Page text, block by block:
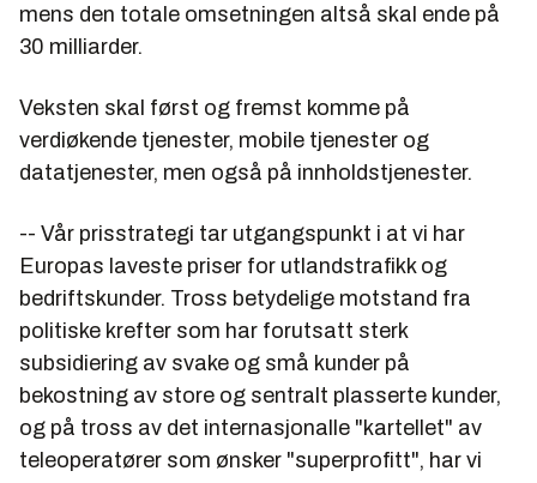
mens den totale omsetningen altså skal ende på
30 milliarder.
Veksten skal først og fremst komme på
verdiøkende tjenester, mobile tjenester og
datatjenester, men også på innholdstjenester.
-- Vår prisstrategi tar utgangspunkt i at vi har
Europas laveste priser for utlandstrafikk og
bedriftskunder. Tross betydelige motstand fra
politiske krefter som har forutsatt sterk
subsidiering av svake og små kunder på
bekostning av store og sentralt plasserte kunder,
og på tross av det internasjonalle "kartellet" av
teleoperatører som ønsker "superprofitt", har vi